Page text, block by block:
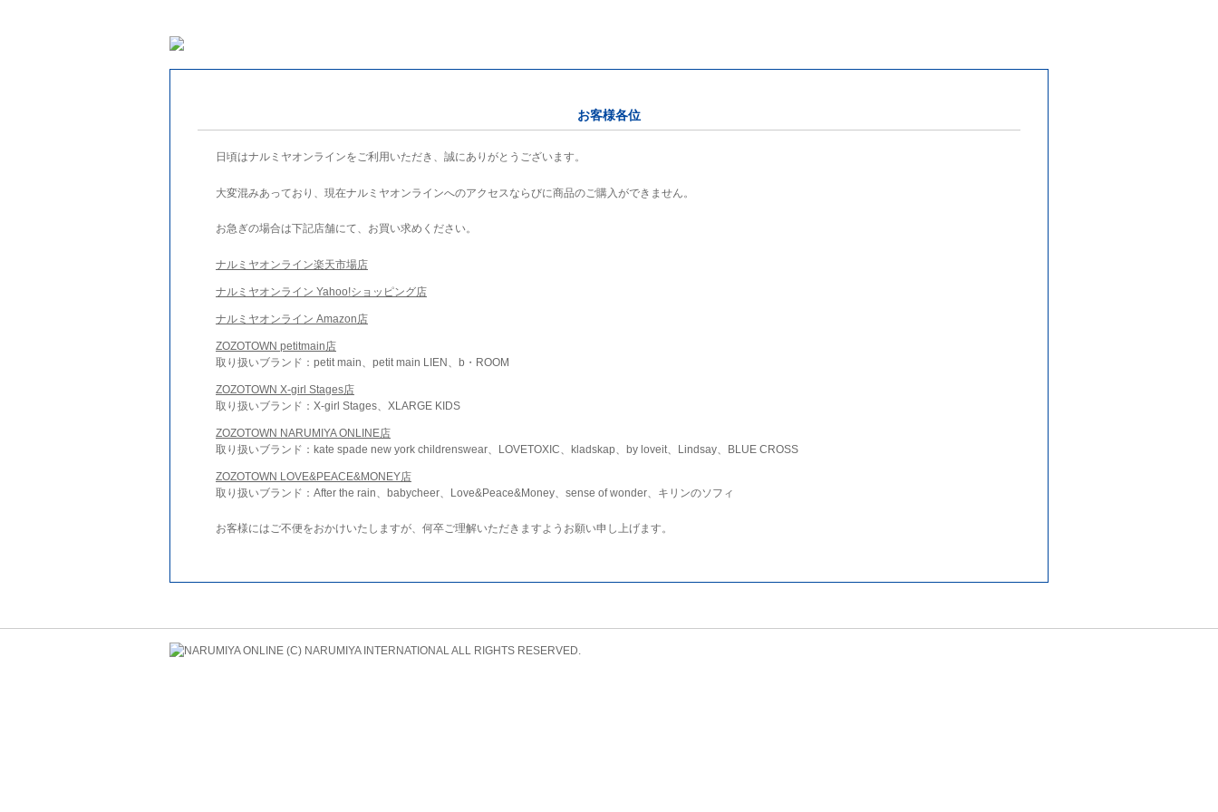
お客様各位
日頃はナルミヤオンラインをご利用いただき、誠にありがとうございます。
大変混みあっており、現在ナルミヤオンラインへのアクセスならびに商品のご購入ができません。
お急ぎの場合は下記店舗にて、お買い求めください。
ナルミヤオンライン楽天市場店
ナルミヤオンライン Yahoo!ショッピング店
ナルミヤオンライン Amazon店
ZOZOTOWN petitmain店
取り扱いブランド：petit main、petit main LIEN、b・ROOM
ZOZOTOWN X-girl Stages店
取り扱いブランド：X-girl Stages、XLARGE KIDS
ZOZOTOWN NARUMIYA ONLINE店
取り扱いブランド：kate spade new york childrenswear、LOVETOXIC、kladskap、by loveit、Lindsay、BLUE CROSS
ZOZOTOWN LOVE&PEACE&MONEY店
取り扱いブランド：After the rain、babycheer、Love&Peace&Money、sense of wonder、キリンのソフィ
お客様にはご不便をおかけいたしますが、何卒ご理解いただきますようお願い申し上げます。